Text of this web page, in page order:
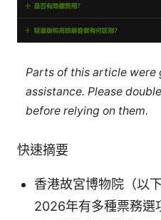
Parts of this article were
assistance. Please
before relying on them.
快速摘要
香港故宮博物院（以
2026年有多種票務選